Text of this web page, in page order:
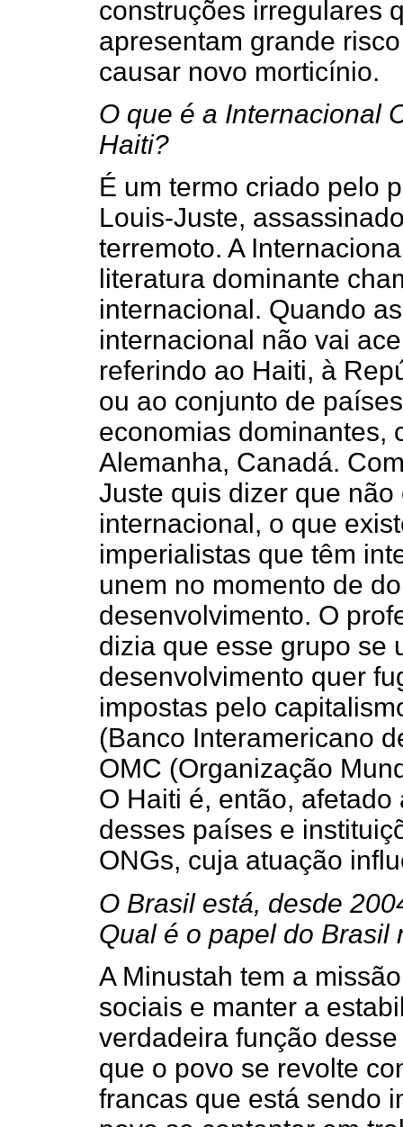
construções irregulares
apresentam grande
causar novo morticínio.
O que é a Internacional
Haiti?
É um termo criado pelo
Louis-Juste,
terremoto. A
literatura dominante
internacional. Quando
internacional não vai
referindo ao Haiti, à
ou ao conjunto de
economias dominantes,
Alemanha, Canadá.
Juste quis dizer que
internacional, o que
imperialistas que têm
unem no momento de
desenvolvimento. O
dizia que esse grupo se
desenvolvimento quer
impostas pelo
(Banco Interamericano
OMC (Organização
O Haiti é, então,
desses países e
ONGs, cuja atuação
O Brasil está, desde
Qual é o papel do Brasil
A Minustah tem a
sociais e manter a
verdadeira função
que o povo se revolte
francas que está sendo